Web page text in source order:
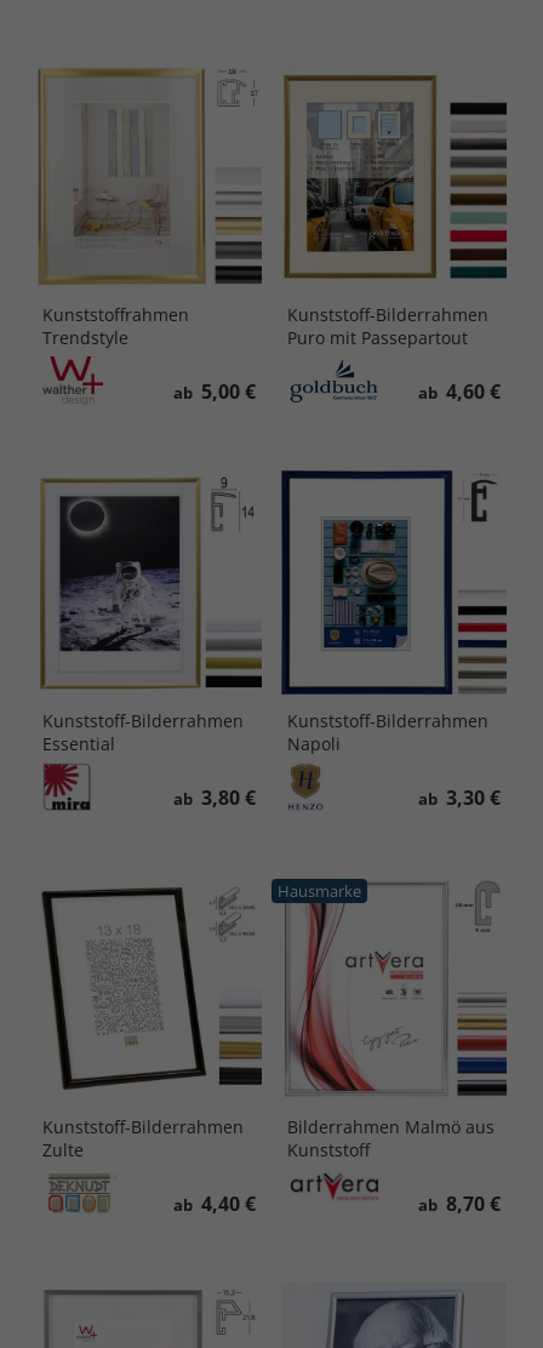
Kunststoffrahmen
Trendstyle
ab 5,00 €
Kunststoff-Bilderrahmen
Puro mit Passepartout
ab 4,60 €
Kunststoff-Bilderrahmen
Essential
ab 3,80 €
Kunststoff-Bilderrahmen
Napoli
ab 3,30 €
Kunststoff-Bilderrahmen
Zulte
ab 4,40 €
Hausmarke
Bilderrahmen Malmö aus
Kunststoff
ab 8,70 €